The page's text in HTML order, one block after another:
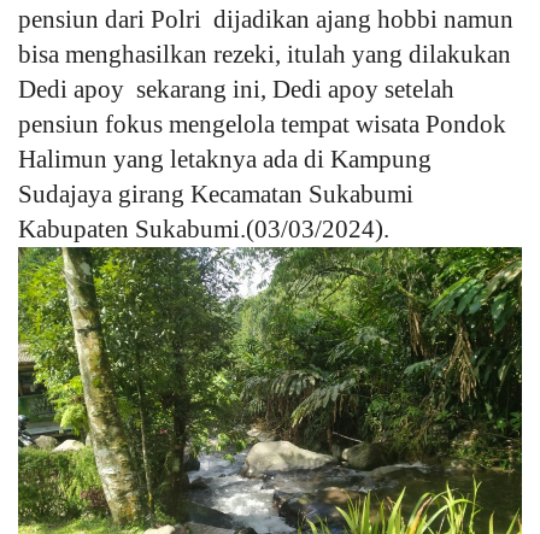
Kesehatan
Layanan Publik
Perempuan/Anak
pensiun dari Polri dijadikan ajang hobbi namun
bisa menghasilkan rezeki, itulah yang dilakukan
Dedi apoy sekarang ini, Dedi apoy setelah
pensiun fokus mengelola tempat wisata Pondok
Halimun yang letaknya ada di Kampung
Sudajaya girang Kecamatan Sukabumi
Kabupaten Sukabumi.(03/03/2024).